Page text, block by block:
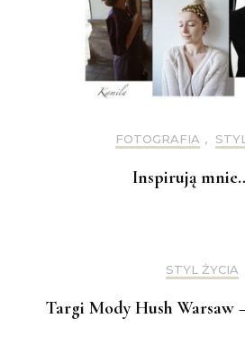
FOTOGRAFIA ,
Inspirują
STYL ŻYCIA
Targi Mody Hush Warsaw